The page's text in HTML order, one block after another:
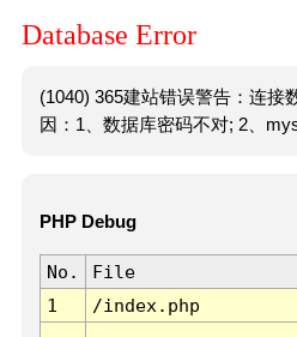
Database Error
(1040) 365建站错误警告：连接
因：1、数据库密码不对; 2、
PHP Debug
No. File
1
/index.php